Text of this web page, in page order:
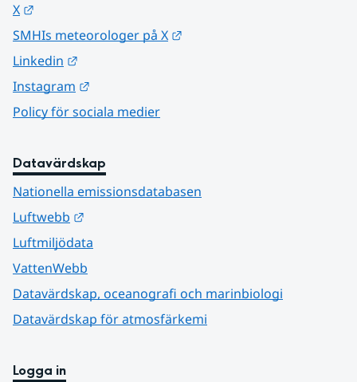
X
SMHIs meteorologer på X
Linkedin
Instagram
Policy för sociala medier
Datavärdskap
Nationella emissionsdatabasen
Luftwebb
Luftmiljödata
VattenWebb
Datavärdskap, oceanografi och marinbiologi
Datavärdskap för atmosfärkemi
Logga in